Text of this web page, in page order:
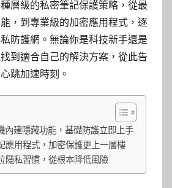
層級的私密筆記保護策略，從最
，到專業級的加密應用程式，逐
防護網。無論你是科技新手還是
到適合自己的解決方案，從此告
跳加速時刻。
內建隱藏功能，基礎防護立即上手
應用程式，加密保護更上一層樓
隱私習慣，從根本降低風險